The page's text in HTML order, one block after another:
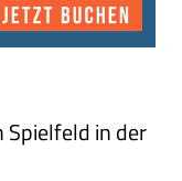
Spielfeld in der